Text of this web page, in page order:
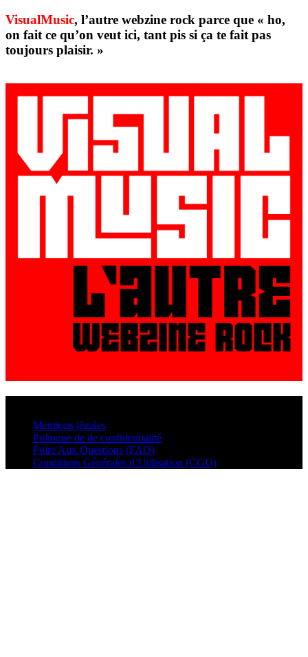
VisualMusic, l’autre webzine rock parce que « ho,
on fait ce qu’on veut ici, tant pis si ça te fait pas
toujours plaisir. »
Mentions légales
Politique de de confidentialité
Foire Aux Questions (FAQ)
Conditions Générales d’Utilisation (CGU)